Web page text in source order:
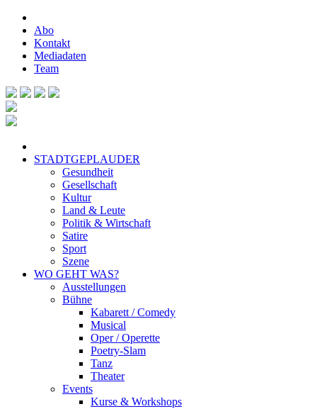
Abo
Kontakt
Mediadaten
Team
STADTGEPLAUDER
Gesundheit
Gesellschaft
Kultur
Land & Leute
Politik & Wirtschaft
Satire
Sport
Szene
WO GEHT WAS?
Ausstellungen
Bühne
Kabarett / Comedy
Musical
Oper / Operette
Poetry-Slam
Tanz
Theater
Events
Kurse & Workshops